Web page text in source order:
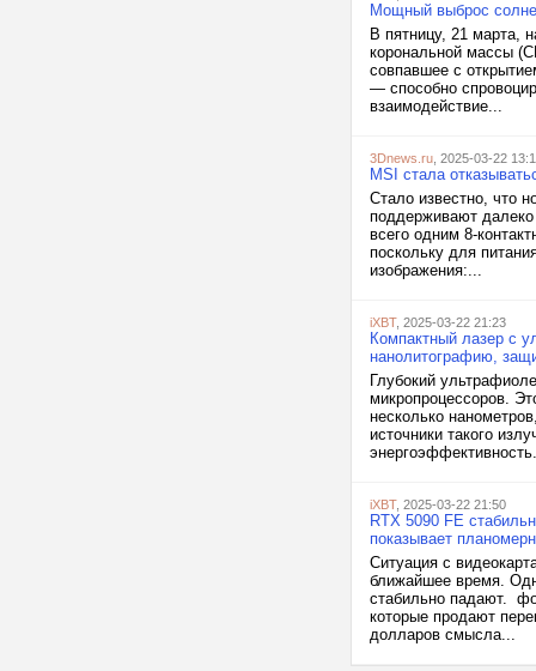
Мощный выброс
В пятницу, 21 марта,
корональной массы
совпавшее с
— способно
взаимодействие...
3Dnews.ru , 2025-03-22
MSI стала
Стало известно, что
поддерживают
всего одним 8-
поскольку для
изображения:...
iXBT, 2025-03-22 21:23
Компактный лазер с
нанолитографию,
Глубокий
микропроцессоров.
несколько
источники такого
iXBT, 2025-03-22 21:50
RTX 5090 FE
показывает
Ситуация с
ближайшее время.
стабильно падают.
которые продают
долларов смысла...